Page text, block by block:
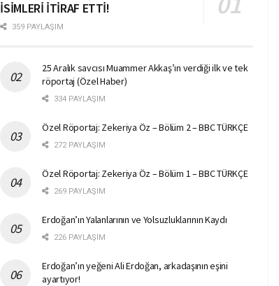
İSİMLERİ İTİRAF ETTİ!
359 PAYLAŞIM
25 Aralık savcısı Muammer Akkaş’ın verdiği ilk ve tek
röportaj (Özel Haber)
334 PAYLAŞIM
Özel Röportaj: Zekeriya Öz – Bölüm 2 – BBC TÜRKÇE
272 PAYLAŞIM
Özel Röportaj: Zekeriya Öz – Bölüm 1 – BBC TÜRKÇE
269 PAYLAŞIM
Erdoğan’ın Yalanlarının ve Yolsuzluklarının Kaydı
226 PAYLAŞIM
Erdoğan’ın yeğeni Ali Erdoğan, arkadaşının eşini
ayartıyor!